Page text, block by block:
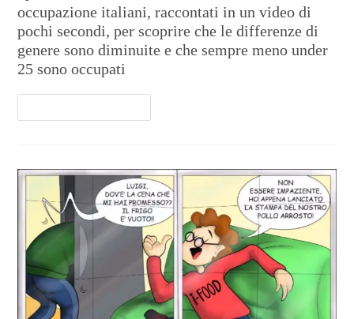
occupazione italiani, raccontati in un video di
pochi secondi, per scoprire che le differenze di
genere sono diminuite e che sempre meno under
25 sono occupati